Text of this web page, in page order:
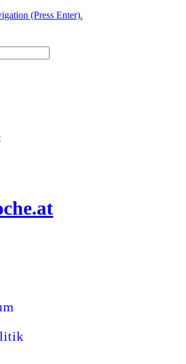
(Press Enter).